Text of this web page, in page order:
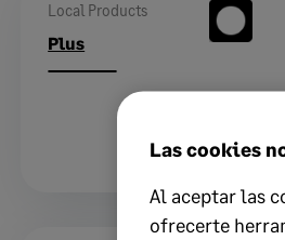
Local Products
Plus
Las cookies
Al aceptar las
ofrecerte